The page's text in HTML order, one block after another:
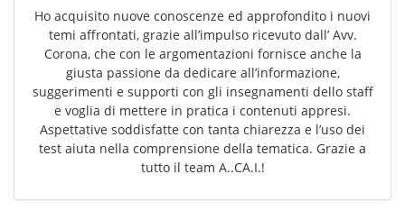
Ho acquisito nuove conoscenze ed approfondito i nuovi
temi affrontati, grazie all’impulso ricevuto dall’ Avv.
Corona, che con le argomentazioni fornisce anche la
giusta passione da dedicare all’informazione,
suggerimenti e supporti con gli insegnamenti dello staff
e voglia di mettere in pratica i contenuti appresi.
Aspettative soddisfatte con tanta chiarezza e l’uso dei
test aiuta nella comprensione della tematica. Grazie a
tutto il team A..CA.I.!